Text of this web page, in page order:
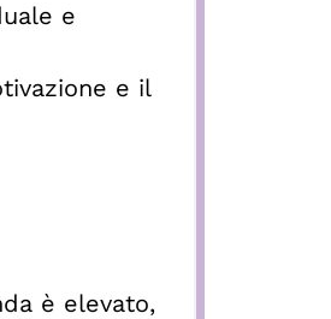
e
e il
è elevato,